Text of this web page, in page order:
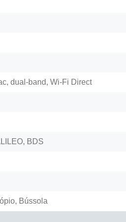
dual-band, Wi-Fi Direct
BDS
Bússola